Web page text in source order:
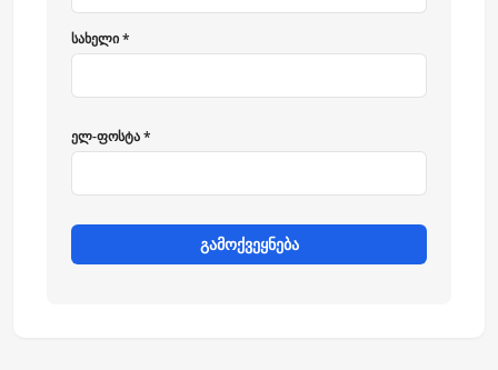
სახელი *
ელ-ფოსტა *
გამოქვეყნება